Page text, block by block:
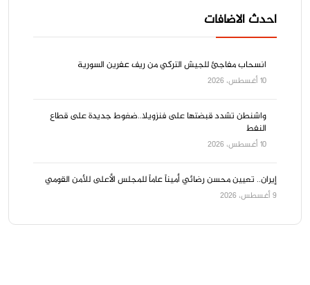
احدث الاضافات
انسحاب مفاجئ للجيش التركي من ريف عفرين السورية
10 أغسطس، 2026
واشنطن تشدد قبضتها على فنزويلا..ضغوط جديدة على قطاع
النفط
10 أغسطس، 2026
إيران.. تعيين محسن رضائي أميناً عاماً للمجلس الأعلى للأمن القومي
9 أغسطس، 2026